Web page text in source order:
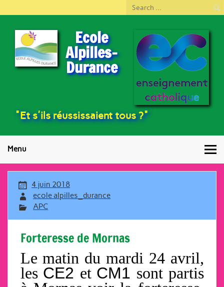
Ecole
Alpilles-
Durance
"Et s'ils réussissaient tous ?"
Menu
4 juin 2018
ecole alpilles_durance
APC
Forteresse de Mornas
Le matin du mardi 24 avril,
les CE2 et CM1 sont partis